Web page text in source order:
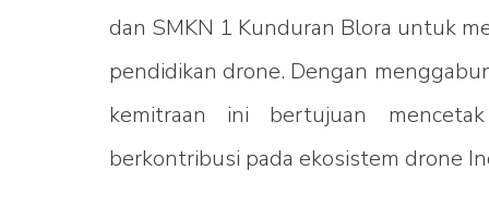
dan SMKN 1 Kunduran Blora untuk
pendidikan drone. Dengan
kemitraan ini bertujuan
berkontribusi pada ekosistem drone